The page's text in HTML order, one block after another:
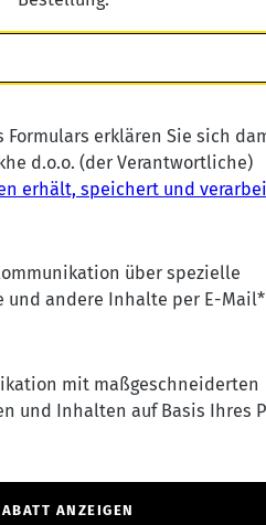
Formulars erklären Sie sich
d.o.o. (der Verantwortliche)
erhält, speichert und
über spezielle
und andere Inhalte per E-Mail*
mit maßgeschneiderten
und Inhalten auf Basis Ihres
ANZEIGEN